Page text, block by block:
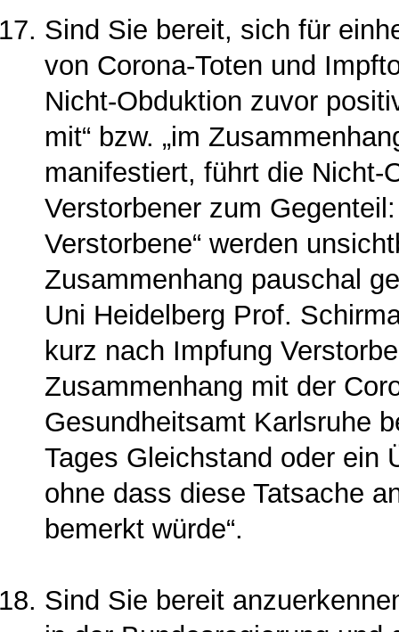
Sind Sie bereit, sich für
von Corona-Toten und
Nicht-Obduktion zuvor
mit“ bzw. „im
manifestiert, führt die Nicht-
Verstorbener zum
Verstorbene“ werden
Zusammenhang pauschal
Uni Heidelberg Prof.
kurz nach Impfung
Zu­sammenhang mit der
Gesundheitsamt Karlsruhe
Tages Gleichstand oder ein
ohne dass diese Tatsache
bemerkt würde“.
Sind Sie bereit